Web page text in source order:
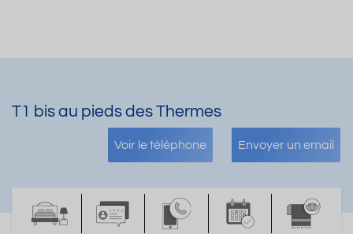
T1 bis au pieds des Thermes
Voir le téléphone Envoyer un email